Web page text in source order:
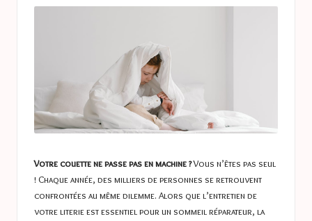
c
Votre couette ne passe pas en machine ?Vous n’êtes pas seul
! Chaque année, des milliers de personnes se retrouvent
confrontées au même dilemme. Alors que l’entretien de
votre literie est essentiel pour un sommeil réparateur, la